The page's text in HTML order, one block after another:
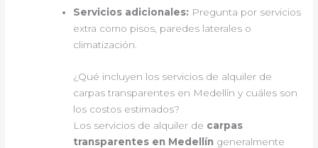
Servicios adicionales: Pregunta por servicios
extra como pisos, paredes laterales o
climatización.
¿Qué incluyen los servicios de alquiler de
carpas transparentes en Medellín y cuáles son
los costos estimados?
Los servicios de alquiler de carpas
transparentes en Medellín generalmente